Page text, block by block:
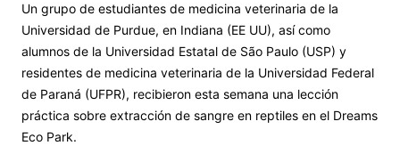
Un grupo de estudiantes de medicina veterinaria de la
Universidad de Purdue, en Indiana (EE UU), así como
alumnos de la Universidad Estatal de São Paulo (USP) y
residentes de medicina veterinaria de la Universidad Federal
de Paraná (UFPR), recibieron esta semana una lección
práctica sobre extracción de sangre en reptiles en el Dreams
Eco Park.